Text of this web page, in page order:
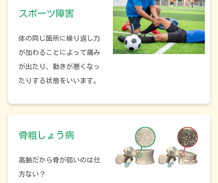
スポーツ障害
体の同じ箇所に繰り返し力
が加わることによって痛み
が出たり、動きが悪くなっ
たりする状態をいいます。
骨粗しょう病
高齢だから骨が弱いのは仕
方ない？